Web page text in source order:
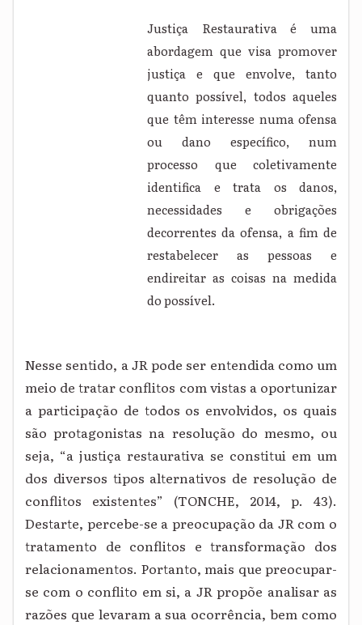
Justiça Restaurativa é uma
abordagem que visa promover
justiça e que envolve, tanto
quanto possível, todos aqueles
que têm interesse numa ofensa
ou dano específico, num
processo que coletivamente
identifica e trata os danos,
necessidades e obrigações
decorrentes da ofensa, a fim de
restabelecer as pessoas e
endireitar as coisas na medida
do possível.
Nesse sentido, a JR pode ser entendida como um
meio de tratar conflitos com vistas a oportunizar
a participação de todos os envolvidos, os quais
são protagonistas na resolução do mesmo, ou
seja, “a justiça restaurativa se constitui em um
dos diversos tipos alternativos de resolução de
conflitos existentes” (TONCHE, 2014, p. 43).
Destarte, percebe-se a preocupação da JR com o
tratamento de conflitos e transformação dos
relacionamentos. Portanto, mais que preocupar-
se com o conflito em si, a JR propõe analisar as
razões que levaram a sua ocorrência, bem como